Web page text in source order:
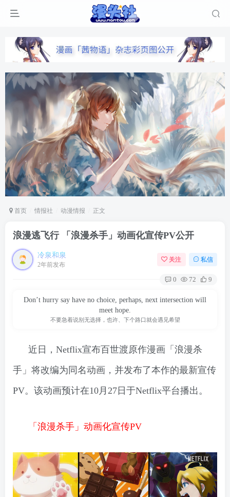
首页 情报社 动漫情报 正文
浪漫逃飞行 「浪漫杀手」动画化宣传PV公开
冷泉和泉
2年前发布
关注 私信
0 72 9
Don’t hurry say have no choice, perhaps, next intersection will
meet hope.
不要急着说别无选择，也许、下个路口就会遇见希望
近日，Netflix宣布百世渡原作漫画「浪漫杀
手」将改编为同名动画，并发布了本作的最新宣传
PV。该动画预计在10月27日于Netflix平台播出。
「浪漫杀手」动画化宣传PV